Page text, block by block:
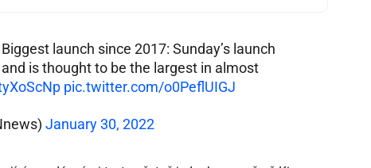
launch since 2017: Sunday’s launch
is thought to be the largest in almost
pic.twitter.com/o0PeflUIGJ
January 30, 2022